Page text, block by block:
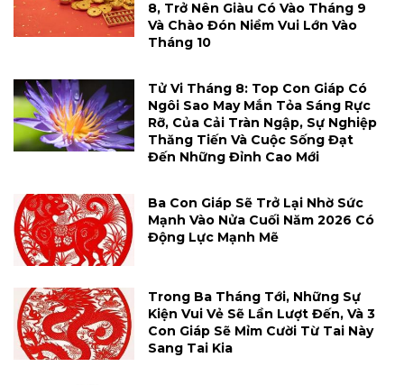
8, Trở Nên Giàu Có Vào Tháng 9
Và Chào Đón Niềm Vui Lớn Vào
Tháng 10
Tử Vi Tháng 8: Top Con Giáp Có
Ngôi Sao May Mắn Tỏa Sáng Rực
Rỡ, Của Cải Tràn Ngập, Sự Nghiệp
Thăng Tiến Và Cuộc Sống Đạt
Đến Những Đỉnh Cao Mới
Ba Con Giáp Sẽ Trở Lại Nhờ Sức
Mạnh Vào Nửa Cuối Năm 2026 Có
Động Lực Mạnh Mẽ
Trong Ba Tháng Tới, Những Sự
Kiện Vui Vẻ Sẽ Lần Lượt Đến, Và 3
Con Giáp Sẽ Mỉm Cười Từ Tai Này
Sang Tai Kia